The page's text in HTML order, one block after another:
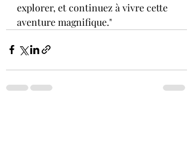
explorer, et continuez à vivre cette
aventure magnifique."